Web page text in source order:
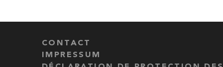
CONTACT
IMPRESSUM